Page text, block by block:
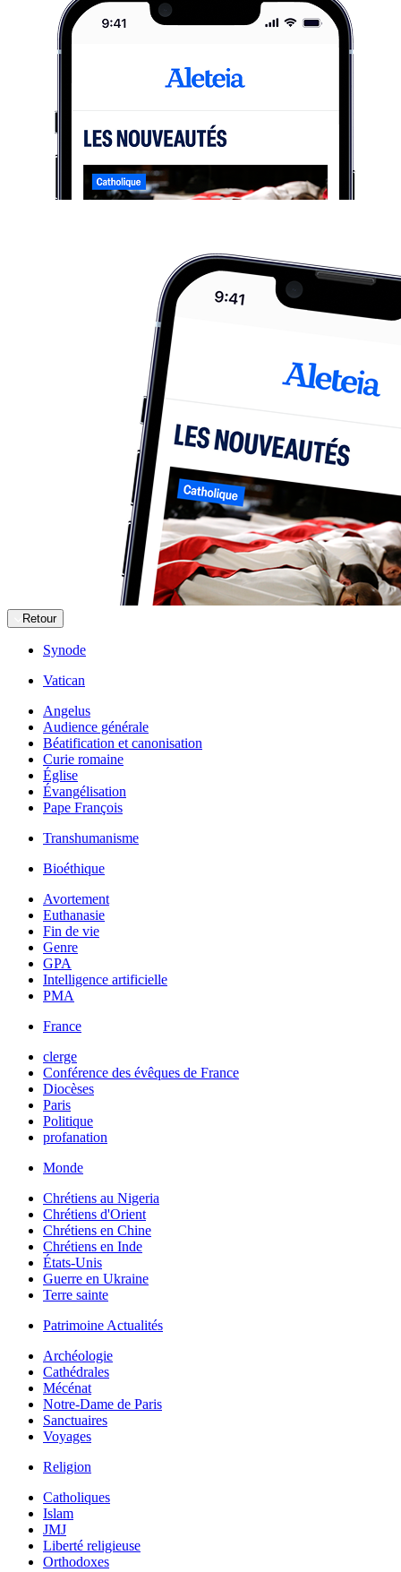
Retour
Synode
Vatican
Angelus
Audience générale
Béatification et canonisation
Curie romaine
Église
Évangélisation
Pape François
Transhumanisme
Bioéthique
Avortement
Euthanasie
Fin de vie
Genre
GPA
Intelligence artificielle
PMA
France
clerge
Conférence des évêques de France
Diocèses
Paris
Politique
profanation
Monde
Chrétiens au Nigeria
Chrétiens d'Orient
Chrétiens en Chine
Chrétiens en Inde
États-Unis
Guerre en Ukraine
Terre sainte
Patrimoine Actualités
Archéologie
Cathédrales
Mécénat
Notre-Dame de Paris
Sanctuaires
Voyages
Religion
Catholiques
Islam
JMJ
Liberté religieuse
Orthodoxes